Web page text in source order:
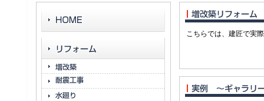
こちらでは、建匠で実